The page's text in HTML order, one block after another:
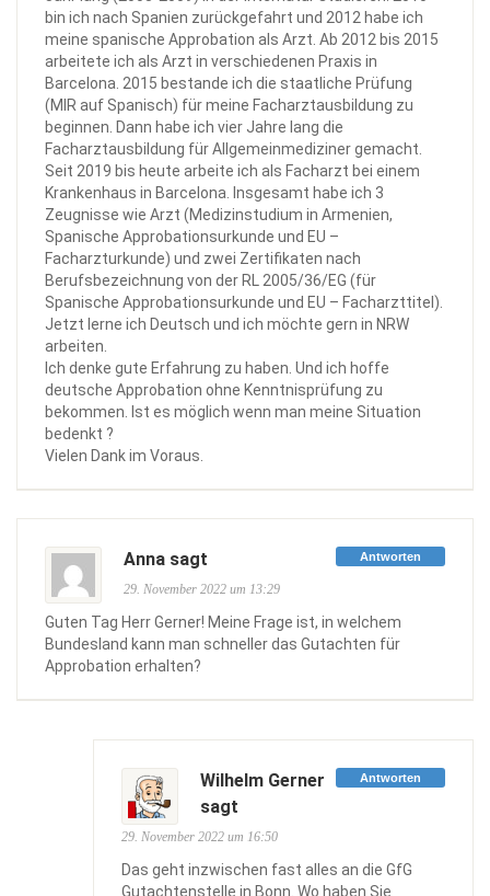
bin ich nach Spanien zurückgefahrt und 2012 habe ich
meine spanische Approbation als Arzt. Ab 2012 bis 2015
arbeitete ich als Arzt in verschiedenen Praxis in
Barcelona. 2015 bestande ich die staatliche Prüfung
(MIR auf Spanisch) für meine Facharztausbildung zu
beginnen. Dann habe ich vier Jahre lang die
Facharztausbildung für Allgemeinmediziner gemacht.
Seit 2019 bis heute arbeite ich als Facharzt bei einem
Krankenhaus in Barcelona. Insgesamt habe ich 3
Zeugnisse wie Arzt (Medizinstudium in Armenien,
Spanische Approbationsurkunde und EU –
Facharzturkunde) und zwei Zertifikaten nach
Berufsbezeichnung von der RL 2005/36/EG (für
Spanische Approbationsurkunde und EU – Facharzttitel).
Jetzt lerne ich Deutsch und ich möchte gern in NRW
arbeiten.
Ich denke gute Erfahrung zu haben. Und ich hoffe
deutsche Approbation ohne Kenntnisprüfung zu
bekommen. Ist es möglich wenn man meine Situation
bedenkt ?
Vielen Dank im Voraus.
Antworten
Anna sagt
29. November 2022 um 13:29
Guten Tag Herr Gerner! Meine Frage ist, in welchem
Bundesland kann man schneller das Gutachten für
Approbation erhalten?
Antworten
Wilhelm Gerner
sagt
29. November 2022 um 16:50
Das geht inzwischen fast alles an die GfG
Gutachtenstelle in Bonn. Wo haben Sie